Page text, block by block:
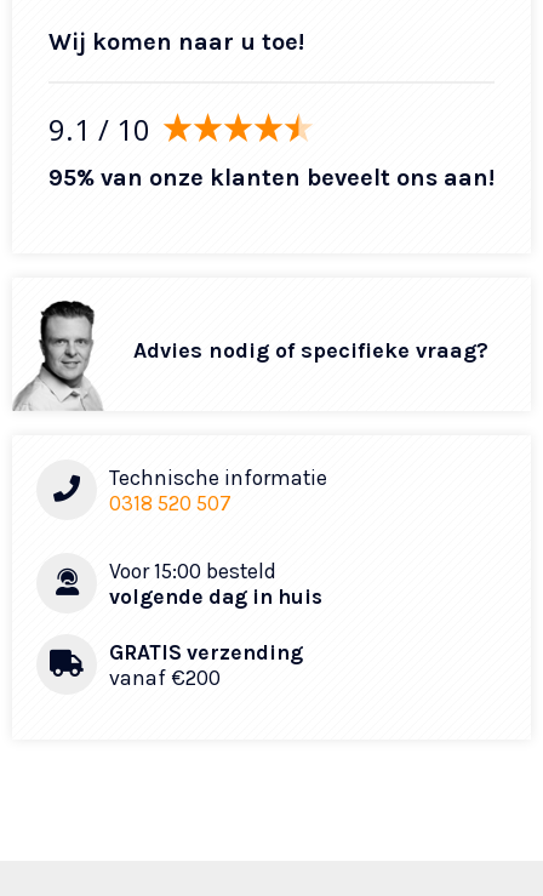
Wij komen naar u toe!
9.1 / 10
95% van onze klanten beveelt ons aan!
Advies nodig of specifieke vraag?
Technische informatie
0318 520 507
Voor 15:00 besteld
volgende dag in huis
GRATIS verzending
vanaf €200